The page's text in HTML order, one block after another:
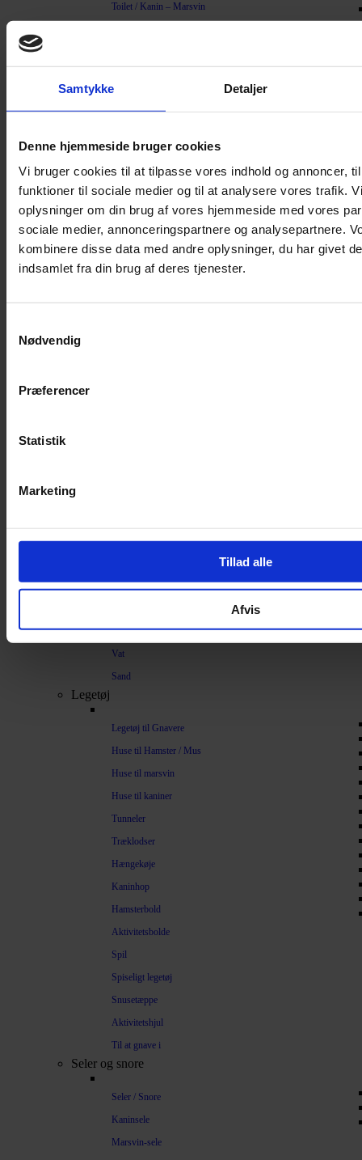
Samtykke Detaljer
Denne hjemmeside bruger cookies
Vi bruger cookies til at tilpasse vores indhold og annoncer,
funktioner til sociale medier og til at analysere vores trafik.
oplysninger om din brug af vores hjemmeside med vores
sociale medier, annonceringspartnere og analysepartnere.
kombinere disse data med andre oplysninger, du har givet
indsamlet fra din brug af deres tjenester.
Nødvendig
Præferencer
Statistik
Marketing
Tillad alle
Afvis
Toilet / Kanin – Marsvin
Bure
Hamsterbur
Kaninbur
Rottebur
Marsvinebur
Overdækning løbegård
Savsmuld
Bommuld
Træpiller
Vat
Sand
Legetøj
Legetøj til Gnavere
Huse til Hamster / Mus
Huse til marsvin
Huse til kaniner
Tunneler
Træklodser
Hængekøje
Kaninhop
Hamsterbold
Aktivitetsbolde
Spil
Spiseligt legetøj
Snusetæppe
Aktivitetshjul
Til at gnave i
Seler og snore
Seler / Snore
Kaninsele
Marsvin-sele